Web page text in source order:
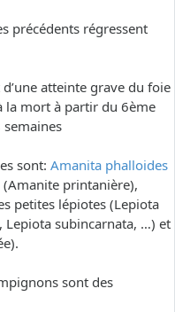
précédents régressent
d’une atteinte grave du foie
la mort à partir du 6ème
sont: Amanita phalloides
(Amanite printanière),
petites lépiotes (Lepiota
Lepiota subincarnata, …) et
sont des